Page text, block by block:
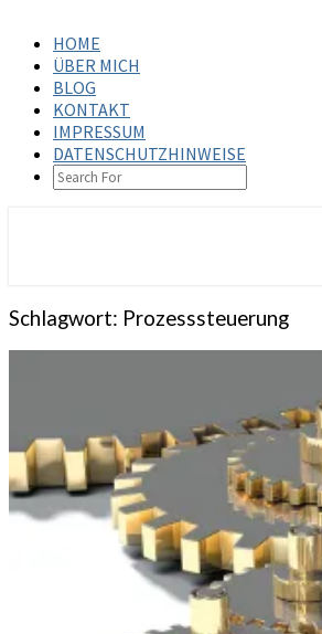
HOME
ÜBER MICH
BLOG
KONTAKT
IMPRESSUM
DATENSCHUTZHINWEISE
SEARCH
ICON
Schlagwort: Prozesssteuerung